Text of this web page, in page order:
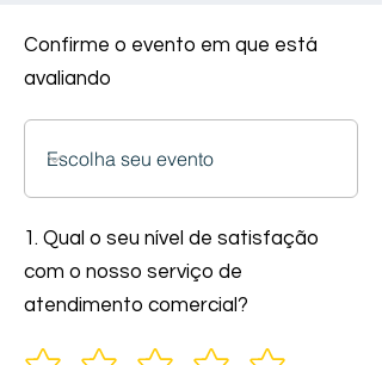
Confirme o evento em que está
avaliando
1. Qual o seu nível de satisfação
com o nosso serviço de
atendimento comercial?